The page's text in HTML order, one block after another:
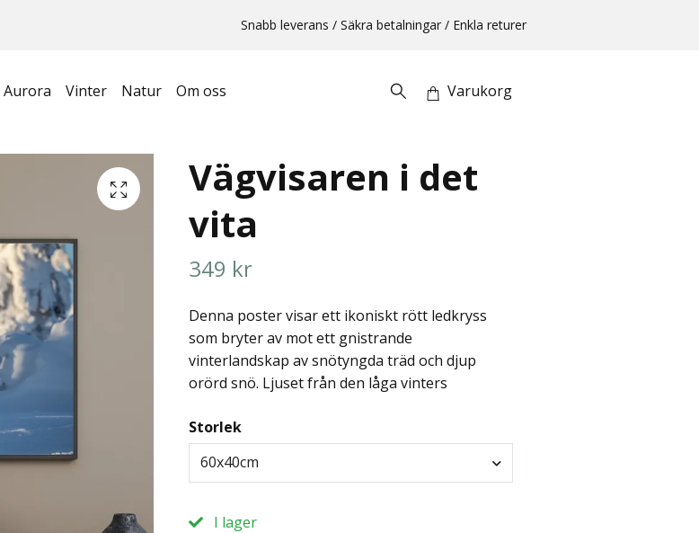
Snabb leverans / Säkra betalningar / Enkla returer
Aurora Vinter Natur Om oss Varukorg
Vägvisaren i det
vita
349 kr
Denna poster visar ett ikoniskt rött ledkryss
som bryter av mot ett gnistrande
vinterlandskap av snötyngda träd och djup
orörd snö. Ljuset från den låga vinters
Storlek
60x40cm
I lager